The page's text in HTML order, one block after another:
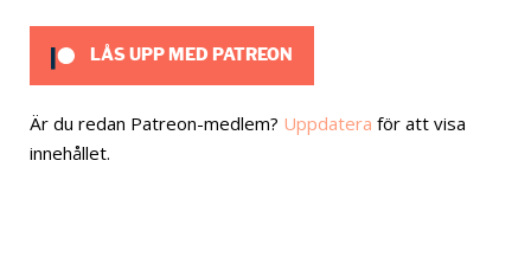
LÅS UPP MED PATREON
Är du redan Patreon-medlem? Uppdatera för att visa
innehållet.